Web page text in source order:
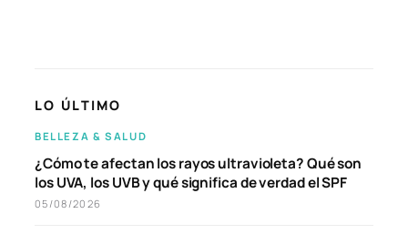
LO ÚLTIMO
BELLEZA & SALUD
¿Cómo te afectan los rayos ultravioleta? Qué son
los UVA, los UVB y qué significa de verdad el SPF
05/08/2026